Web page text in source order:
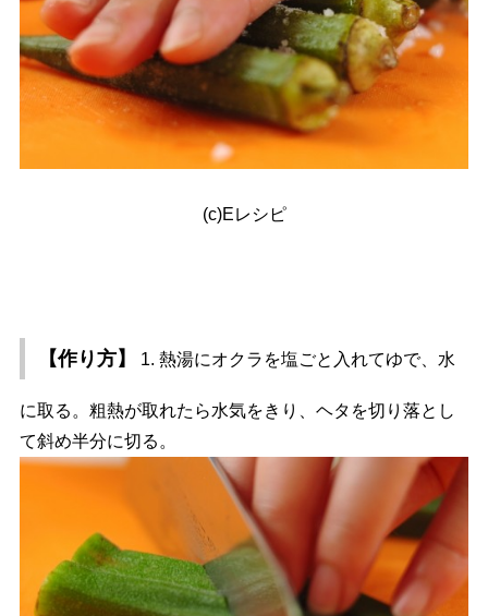
(c)Eレシピ
【作り方】 1. 熱湯にオクラを塩ごと入れてゆで、水
に取る。粗熱が取れたら水気をきり、ヘタを切り落とし
て斜め半分に切る。